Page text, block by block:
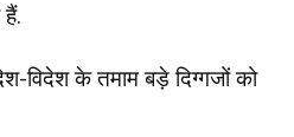
विदेश के तमाम बड़े दिग्गजों को